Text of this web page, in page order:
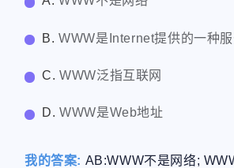
B.WWW是Internet提供的一种
C.WWW泛指互联网
D.WWW是Web地址
我的答案: AB:WWW不是网络;